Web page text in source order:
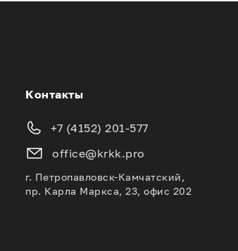
Контакты
+7 (4152) 201-577
office@krkk.pro
г. Петропавловск-Камчатский,
пр. Карла Маркса, 23, офис 202